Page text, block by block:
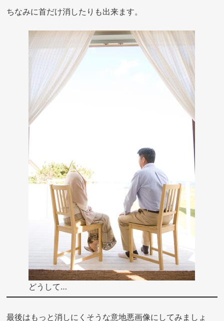
ちなみに首だけ消したりも出来ます。
どうして…
最後はもっと消しにくそうな意地悪画像にしてみましょ